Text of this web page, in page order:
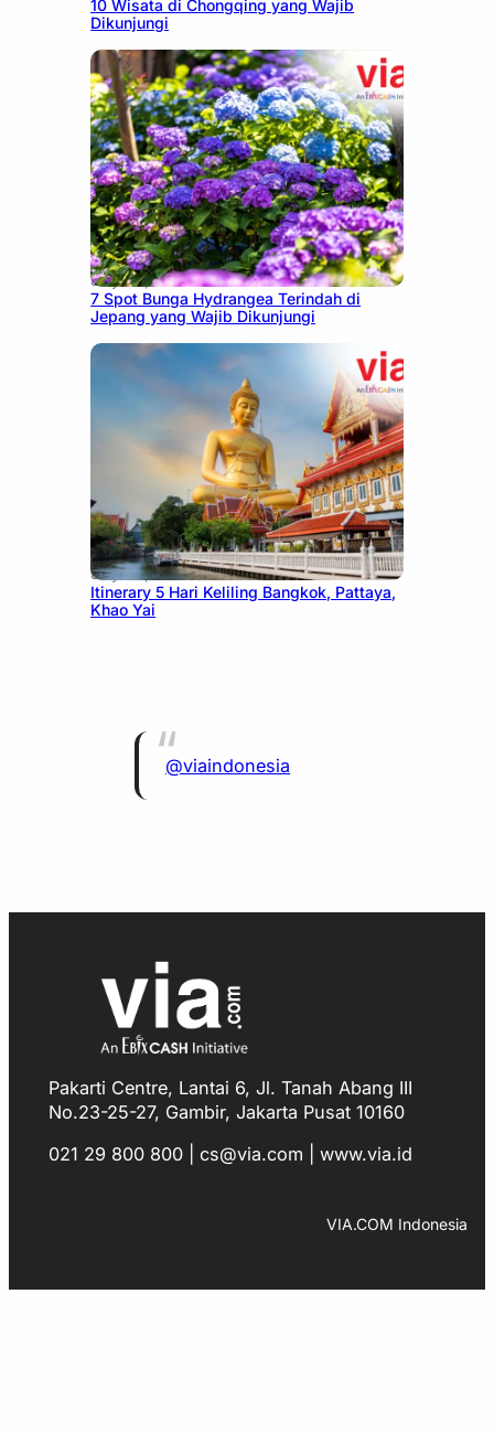
10 Wisata di Chongqing yang Wajib
Dikunjungi
July 23, 2026
7 Spot Bunga Hydrangea Terindah di
Jepang yang Wajib Dikunjungi
July 20, 2026
Itinerary 5 Hari Keliling Bangkok, Pattaya,
Khao Yai
@viaindonesia
Pakarti Centre, Lantai 6, Jl. Tanah Abang III
No.23-25-27, Gambir, Jakarta Pusat 10160
021 29 800 800 | cs@via.com | www.via.id
VIA.COM Indonesia